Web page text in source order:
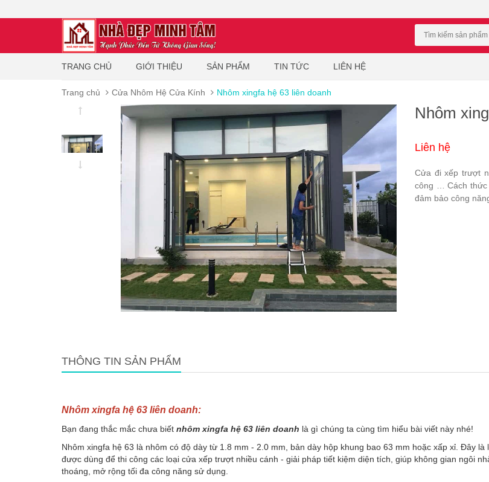
TRANG CHỦ GIỚI THIỆU SẢN PHẨM TIN TỨC LIÊN HỆ
Trang chủ Cửa Nhôm Hệ Cửa Kính Nhôm xingfa hệ 63 liên doanh
Nhôm
Liên hệ
Cửa đi xếp trượt
công … Cách thức
đảm bảo công
THÔNG TIN SẢN PHẨM
Nhôm xingfa hệ 63 liên doanh:
Bạn đang thắc mắc chưa biết nhôm xingfa hệ 63 liên doanh là gì chúng ta cùng tìm hiểu bài viết này nhé!
Nhôm xingfa hệ 63 là nhôm có độ dày từ 1.8 mm - 2.0 mm, bản dày hộp khung bao 63 mm hoặc xấp xỉ. Đây là
được dùng để thi công các loại cửa xếp trượt nhiều cánh - giải pháp tiết kiệm diện tích, giúp không gian ngôi
thoáng, mở rộng tối đa công năng sử dụng.